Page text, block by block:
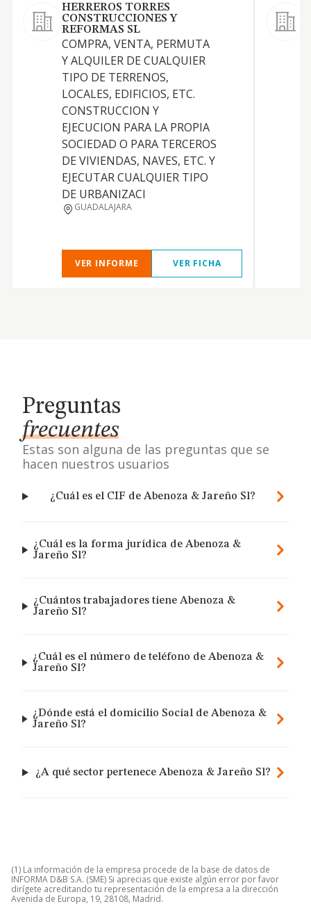
HERREROS TORRES
CONSTRUCCIONES Y
REFORMAS SL
COMPRA, VENTA, PERMUTA
Y ALQUILER DE CUALQUIER
TIPO DE TERRENOS,
LOCALES, EDIFICIOS, ETC.
CONSTRUCCION Y
EJECUCION PARA LA PROPIA
SOCIEDAD O PARA TERCEROS
DE VIVIENDAS, NAVES, ETC. Y
EJECUTAR CUALQUIER TIPO
DE URBANIZACI
GUADALAJARA
VER INFORME VER FICHA
Preguntas
frecuentes
Estas son alguna de las preguntas que se
hacen nuestros usuarios
¿Cuál es el CIF de Abenoza & Jareño Sl?
¿Cuál es la forma jurídica de Abenoza &
Jareño Sl?
¿Cuántos trabajadores tiene Abenoza &
Jareño Sl?
¿Cuál es el número de teléfono de Abenoza &
Jareño Sl?
¿Dónde está el domicilio Social de Abenoza &
Jareño Sl?
¿A qué sector pertenece Abenoza & Jareño Sl?
(1) La información de la empresa procede de la base de datos de
INFORMA D&B S.A. (SME) Si aprecias que existe algún error por favor
dirígete acreditando tu representación de la empresa a la dirección
Avenida de Europa, 19, 28108, Madrid.